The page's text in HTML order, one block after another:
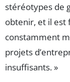
stéréotypes de
obtenir, et il est
constamment
projets
insuffisants. »